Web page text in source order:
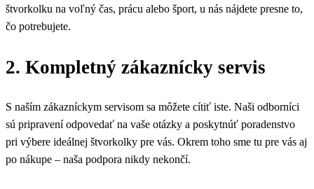
štvorkolku na voľný čas, prácu alebo šport, u nás nájdete presne to,
čo potrebujete.
2. Kompletný zákaznícky servis
S naším zákazníckym servisom sa môžete cítiť iste. Naši odborníci
sú pripravení odpovedať na vaše otázky a poskytnúť poradenstvo
pri výbere ideálnej štvorkolky pre vás. Okrem toho sme tu pre vás aj
po nákupe – naša podpora nikdy nekončí.